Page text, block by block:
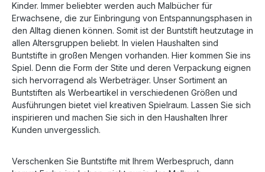
Kinder. Immer beliebter werden auch Malbücher für
Erwachsene, die zur Einbringung von Entspannungsphasen in
den Alltag dienen können. Somit ist der Buntstift heutzutage in
allen Altersgruppen beliebt. In vielen Haushalten sind
Buntstifte in großen Mengen vorhanden. Hier kommen Sie ins
Spiel. Denn die Form der Stite und deren Verpackung eignen
sich hervorragend als Werbeträger. Unser Sortiment an
Buntstiften als Werbeartikel in verschiedenen Größen und
Ausführungen bietet viel kreativen Spielraum. Lassen Sie sich
inspirieren und machen Sie sich in den Haushalten Ihrer
Kunden unvergesslich.
Verschenken Sie Buntstifte mit Ihrem Werbespruch, dann